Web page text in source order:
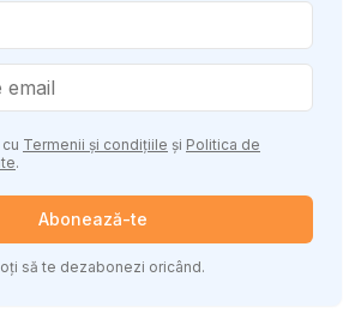
Termenii și condițiile și Politica de
.
Abonează-te
să te dezabonezi oricând.